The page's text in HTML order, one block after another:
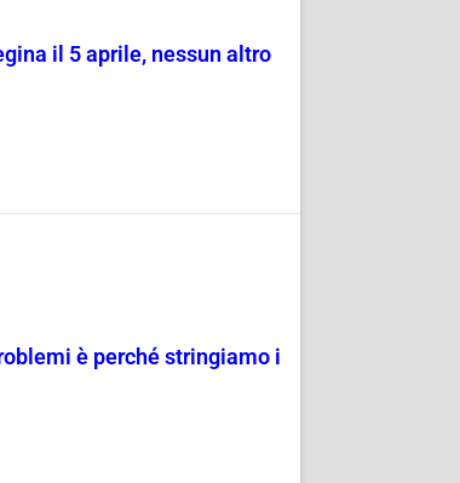
il 5 aprile, nessun altro
è perché stringiamo i